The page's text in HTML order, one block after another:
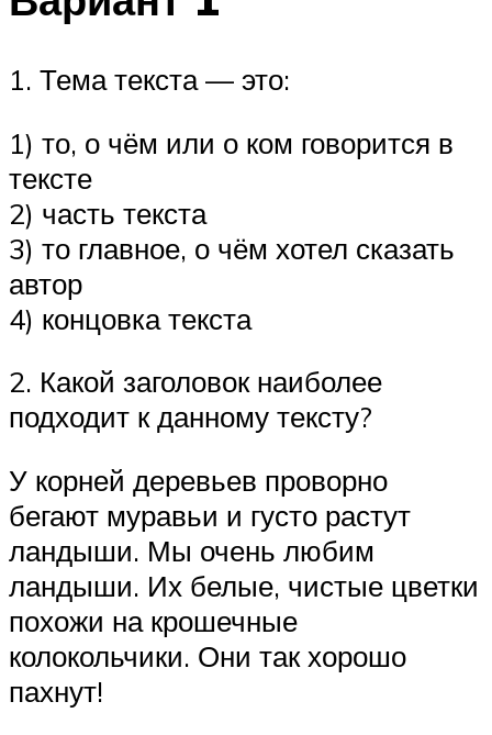
1. Тема текста — это:
1) то, о чём или о ком говорится в
тексте
2) часть текста
3) то главное, о чём хотел сказать
автор
4) концовка текста
2. Какой заголовок наиболее
подходит к данному тексту?
У корней деревьев проворно
бегают муравьи и густо растут
ландыши. Мы очень любим
ландыши. Их белые, чистые цветки
похожи на крошечные
колокольчики. Они так хорошо
пахнут!